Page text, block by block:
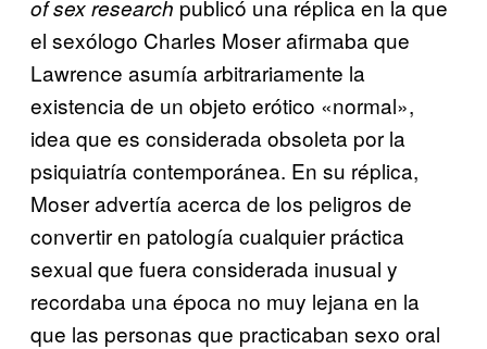
of sex research publicó una réplica en la que
el sexólogo Charles Moser afirmaba que
Lawrence asumía arbitrariamente la
existencia de un objeto erótico «normal»,
idea que es considerada obsoleta por la
psiquiatría contemporánea. En su réplica,
Moser advertía acerca de los peligros de
convertir en patología cualquier práctica
sexual que fuera considerada inusual y
recordaba una época no muy lejana en la
que las personas que practicaban sexo oral